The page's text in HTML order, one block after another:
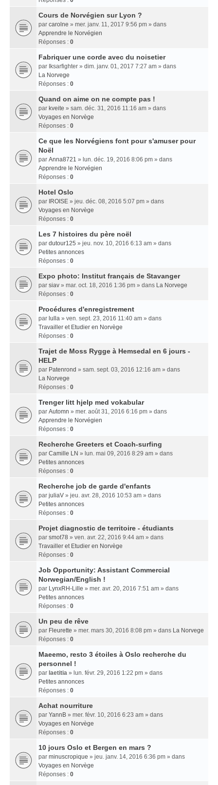
Cours de Norvégien sur Lyon ?
par carolne » mer. janv. 11, 2017 9:56 pm » dans
Apprendre le Norvégien
Réponses : 0
Fabriquer une corde avec du noisetier
par Iksarfighter » dim. janv. 01, 2017 7:27 am » dans
La Norvege
Réponses : 0
Quand on aime on ne compte pas !
par kveite » sam. déc. 31, 2016 11:16 am » dans
Voyages en Norvège
Réponses : 0
Ce que les Norvégiens font pour s'amuser pour
Noël
par Anna8721 » lun. déc. 19, 2016 8:06 pm » dans
Apprendre le Norvégien
Réponses : 0
Hotel Oslo
par IROISE » jeu. déc. 08, 2016 5:07 pm » dans
Voyages en Norvège
Réponses : 0
Les 7 histoires du père noël
par dutour125 » jeu. nov. 10, 2016 6:13 am » dans
Petites annonces
Réponses : 0
Expo photo: Institut français de Stavanger
par siav » mar. oct. 18, 2016 1:36 pm » dans La Norvege
Réponses : 0
Procédures d'enregistrement
par lulla » ven. sept. 23, 2016 11:40 am » dans
Travailler et Etudier en Norvège
Réponses : 0
Trajet de Moss Rygge à Hemsedal en 6 jours -
HELP
par Patenrond » sam. sept. 03, 2016 12:16 am » dans
La Norvege
Réponses : 0
Trenger litt hjelp med vokabular
par Automn » mer. août 31, 2016 6:16 pm » dans
Apprendre le Norvégien
Réponses : 0
Recherche Greeters et Coach-surfing
par Camille LN » lun. mai 09, 2016 8:29 am » dans
Petites annonces
Réponses : 0
Recherche job de garde d'enfants
par juliaV » jeu. avr. 28, 2016 10:53 am » dans
Petites annonces
Réponses : 0
Projet diagnostic de territoire - étudiants
par smot78 » ven. avr. 22, 2016 9:44 am » dans
Travailler et Etudier en Norvège
Réponses : 0
Job Opportunity: Assistant Commercial
Norwegian/English !
par LynxRH-Lille » mer. avr. 20, 2016 7:51 am » dans
Petites annonces
Réponses : 0
Un peu de rêve
par Fleurette » mer. mars 30, 2016 8:08 pm » dans La Norvege
Réponses : 0
Maeemo, resto 3 étoiles à Oslo recherche du
personnel !
par laetitia » lun. févr. 29, 2016 1:22 pm » dans
Petites annonces
Réponses : 0
Achat nourriture
par YannB » mer. févr. 10, 2016 6:23 am » dans
Voyages en Norvège
Réponses : 0
10 jours Oslo et Bergen en mars ?
par minuscropique » jeu. janv. 14, 2016 6:36 pm » dans
Voyages en Norvège
Réponses : 0